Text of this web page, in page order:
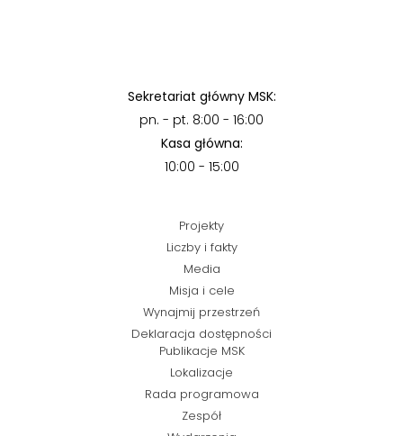
Sekretariat główny MSK:
pn. - pt. 8:00 - 16:00
Kasa główna:
10:00 - 15:00
Projekty
Liczby i fakty
Media
Misja i cele
Wynajmij przestrzeń
Deklaracja dostępności
Publikacje MSK
Lokalizacje
Rada programowa
Zespół